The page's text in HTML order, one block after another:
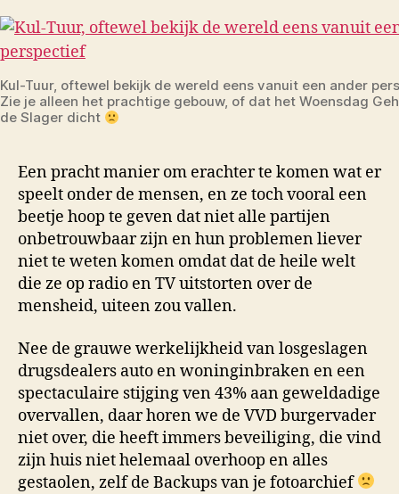
Kul-Tuur, oftewel bekijk de wereld eens vanuit een ander
Zie je alleen het prachtige gebouw, of dat het Woensdag
de Slager dicht
Een pracht manier om erachter te komen wat er
speelt onder de mensen, en ze toch vooral een
beetje hoop te geven dat niet alle partijen
onbetrouwbaar zijn en hun problemen liever
niet te weten komen omdat dat de heile welt
die ze op radio en TV uitstorten over de
mensheid, uiteen zou vallen.
Nee de grauwe werkelijkheid van losgeslagen
drugsdealers auto en woninginbraken en een
spectaculaire stijging ven 43% aan geweldadige
overvallen, daar horen we de VVD burgervader
niet over, die heeft immers beveiliging, die vind
zijn huis niet helemaal overhoop en alles
gestaolen, zelf de Backups van je fotoarchief